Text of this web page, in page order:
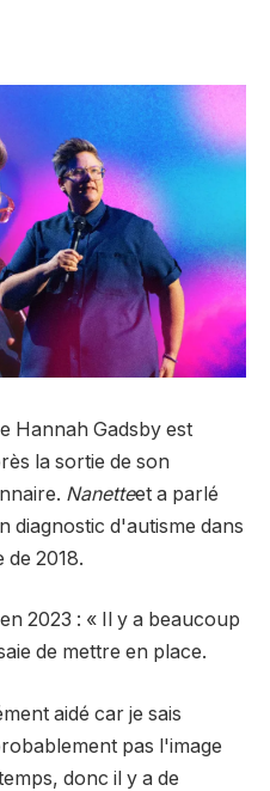
Hannah Gadsby est
la sortie de son
Nanetteet a parlé
diagnostic d'autisme dans
de 2018.
2023 : « Il y a beaucoup
de mettre en place.
aidé car je sais
pas l'image
donc il y a de